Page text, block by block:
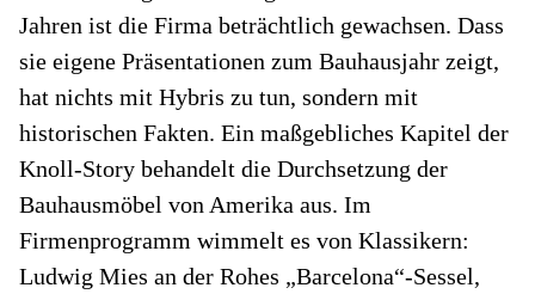
Jahren ist die Firma beträchtlich gewachsen. Dass
sie eigene Präsentationen zum Bauhausjahr zeigt,
hat nichts mit Hybris zu tun, sondern mit
historischen Fakten. Ein maßgebliches Kapitel der
Knoll-Story behandelt die Durchsetzung der
Bauhausmöbel von Amerika aus. Im
Firmenprogramm wimmelt es von Klassikern:
Ludwig Mies an der Rohes „Barcelona“-Sessel,